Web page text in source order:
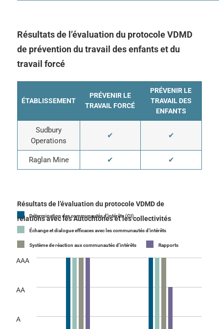
Résultats de l’évaluation du protocole VDMD
de prévention du travail des enfants et du
travail forcé
ÉTABLISSEMENT
PRÉVENIR LE
TRAVAIL FORCÉ
PRÉVENIR LE
TRAVAIL DES
ENFANTS
Sudbury
Operations
✔ ✔
Raglan Mine ✔ ✔
Résultats de l’évaluation du protocole VDMD de
relations avec les Autochtones et les collectivités
Détermination des communautés d’intérêts (CI)
Échange et dialogue efficaces avec les communautés d’intérêts
Système de réaction aux communautés d’intérêts Rapports
AAA
AA
A